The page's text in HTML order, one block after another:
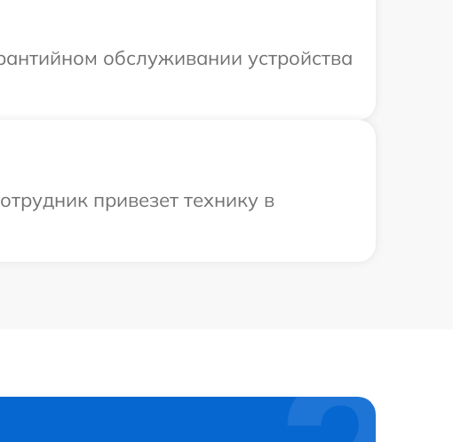
обслуживании устройства
привезет технику в